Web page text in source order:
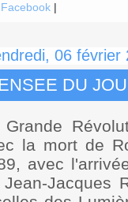
Facebook|
06 février
DU
Grande
la mort de
avec
Jacques